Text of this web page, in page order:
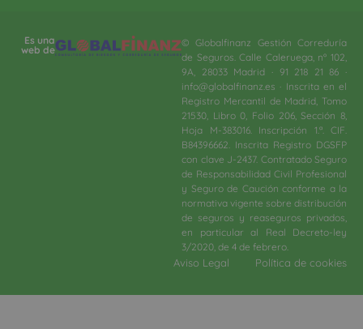
Es una
web de
© Globalfinanz Gestión Correduría
de Seguros. Calle Caleruega, nº 102,
9A, 28033 Madrid · 91 218 21 86 ·
info@globalfinanz.es · Inscrita en el
Registro Mercantil de Madrid, Tomo
21530, Libro 0, Folio 206, Sección 8,
Hoja M-383016. Inscripción 1.ª. CIF.
B84396662. Inscrita Registro DGSFP
con clave J-2437. Contratado Seguro
de Responsabilidad Civil Profesional
y Seguro de Caución conforme a la
normativa vigente sobre distribución
de seguros y reaseguros privados,
en particular al Real Decreto-ley
3/2020, de 4 de febrero.​
Aviso Legal Política de cookies